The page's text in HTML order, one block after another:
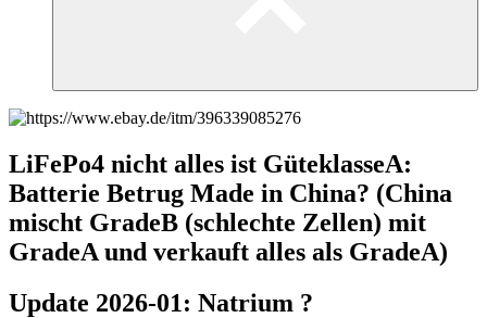
LiFePo4 nicht alles ist GüteklasseA:
Batterie Betrug Made in China? (China
mischt GradeB (schlechte Zellen) mit
GradeA und verkauft alles als GradeA)
Update 2026-01: Natrium ?